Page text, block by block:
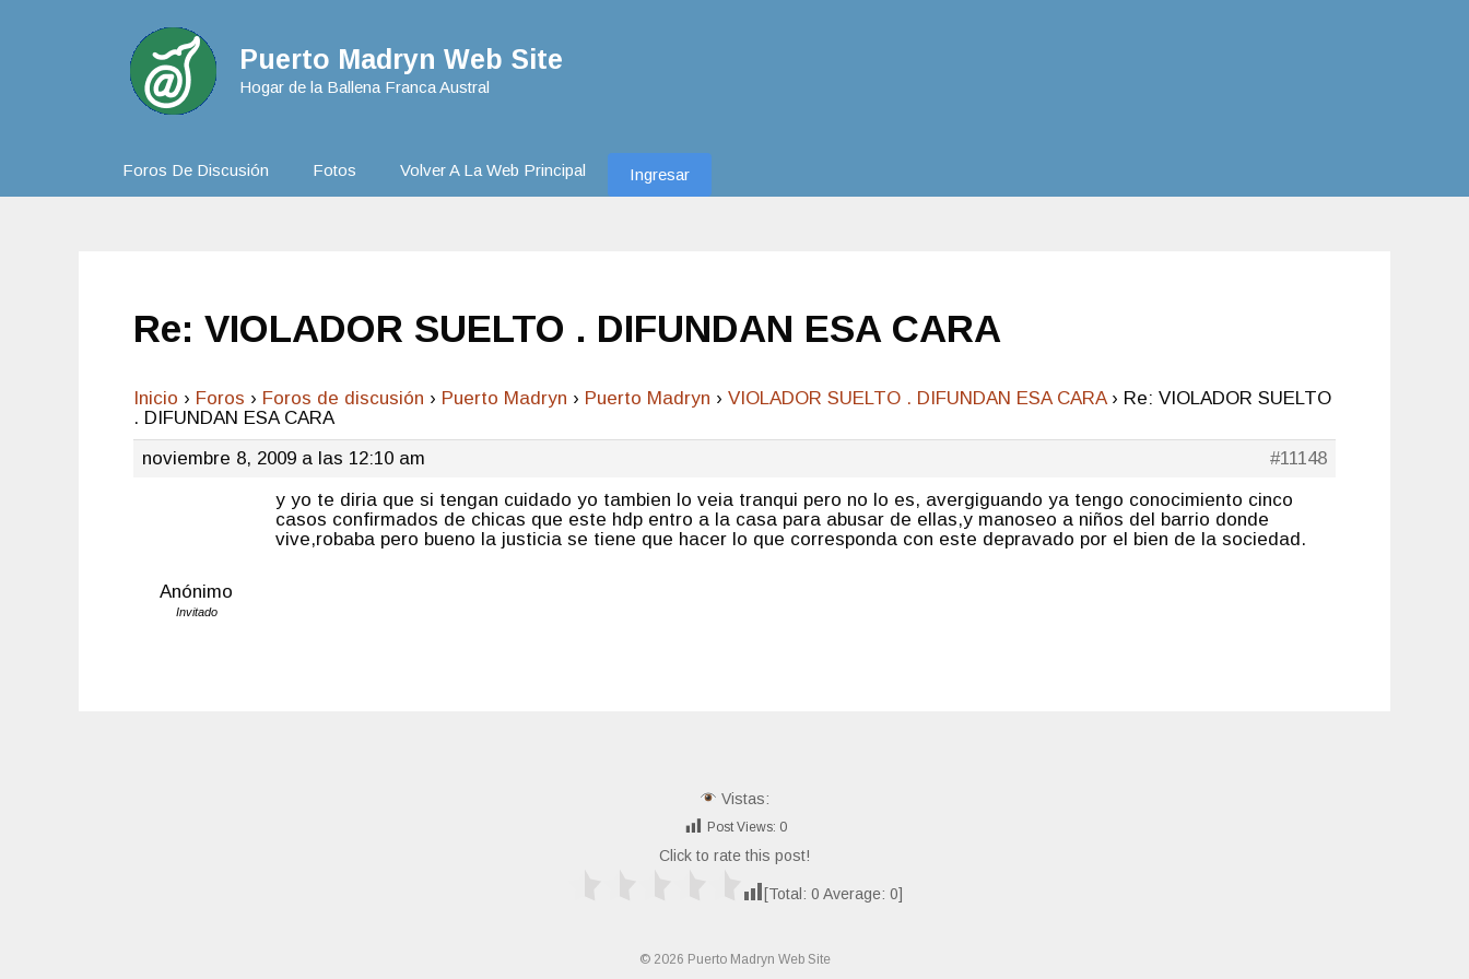
Puerto Madryn Web Site
Hogar de la Ballena Franca Austral
Foros De Discusión Fotos Volver A La Web Principal Ingresar
Re: VIOLADOR SUELTO . DIFUNDAN ESA CARA
Inicio › Foros › Foros de discusión › Puerto Madryn › Puerto Madryn › VIOLADOR SUELTO . DIFUNDAN ESA CARA › Re: VIOLADOR SUELTO
. DIFUNDAN ESA CARA
noviembre 8, 2009 a las 12:10 am
#11148
Anónimo
Invitado
y yo te diria que si tengan cuidado yo tambien lo veia tranqui pero no lo es, avergiguando ya tengo conocimiento cinco
casos confirmados de chicas que este hdp entro a la casa para abusar de ellas,y manoseo a niños del barrio donde
vive,robaba pero bueno la justicia se tiene que hacer lo que corresponda con este depravado por el bien de la sociedad.
Vistas:
Post Views: 0
Click to rate this post!
[Total: 0 Average: 0]
© 2026 Puerto Madryn Web Site